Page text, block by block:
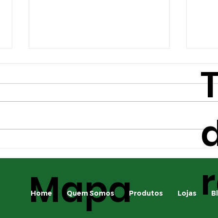
safrinha e como
A
Mapa
Home Quem Somos Produtos Lojas